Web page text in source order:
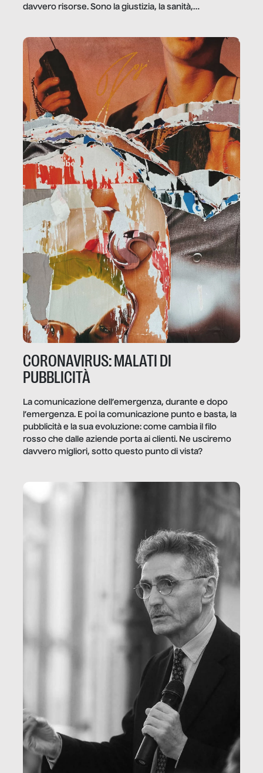
davvero risorse. Sono la giustizia, la sanità,
CORONAVIRUS: MALATI DI
PUBBLICITÀ
La comunicazione dell’emergenza, durante e dopo
l’emergenza. E poi la comunicazione punto e basta, la
pubblicità e la sua evoluzione: come cambia il filo
rosso che dalle aziende porta ai clienti. Ne usciremo
davvero migliori, sotto questo punto di vista?